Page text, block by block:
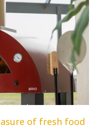
of fresh food